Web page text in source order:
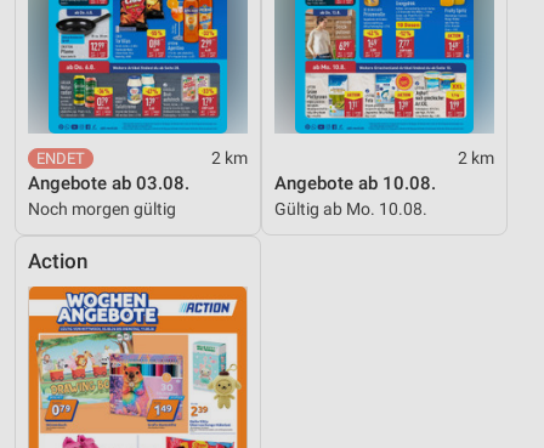
2 km
Angebote ab 03.08.
Noch morgen gültig
2 km
Angebote ab 10.08.
Gültig ab Mo. 10.08.
Action